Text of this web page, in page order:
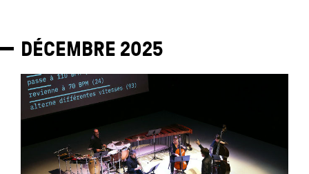
DÉCEMBRE 2025